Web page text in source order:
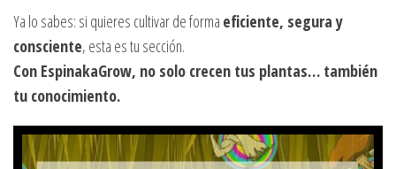
Ya lo sabes: si quieres cultivar de forma eficiente, segura y
consciente, esta es tu sección.
Con EspinakaGrow, no solo crecen tus plantas… también
tu conocimiento.